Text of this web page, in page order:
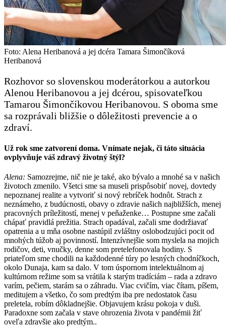
Foto: Alena Heribanová a jej dcéra Tamara Šimončíková
Heribanová
Rozhovor so slovenskou moderátorkou a autorkou
Alenou Heribanovou a jej dcérou, spisovateľkou
Tamarou Šimončíkovou Heribanovou. S oboma sme
sa rozprávali bližšie o dôležitosti prevencie a o
zdraví.
Už rok sme zatvorení doma. Vnímate nejak, či táto situácia
ovplyvňuje váš zdravý životný štýl?
Alena: Samozrejme, nič nie je také, ako bývalo a mnohé sa v našich
životoch zmenilo. Všetci sme sa museli prispôsobiť novej, dovtedy
nepoznanej realite a vytvoriť si nový rebríček hodnôt. Strach z
neznámeho, z budúcnosti, obavy o zdravie našich najbližších, menej
pracovných príležitostí, menej v peňaženke… Postupne sme začali
chápať pravidlá prežitia. Strach opadával, začali sme dodržiavať
opatrenia a u mňa osobne nastúpil zvláštny oslobodzujúci pocit od
mnohých túžob aj povinností. Intenzívnejšie som myslela na mojich
rodičov, deti, vnučky, denne som pretelefonovala hodiny. S
priateľom sme chodili na každodenné túry po lesných chodníčkoch,
okolo Dunaja, kam sa dalo. V tom úspornom intelektuálnom aj
kultúrnom režime som sa vrátila k starým tradíciám – rada a zdravo
varím, pečiem, starám sa o záhradu. Viac cvičím, viac čítam, píšem,
meditujem a všetko, čo som predtým iba pre nedostatok času
preletela, robím dôkladnejšie. Objavujem krásu pokoja v duši.
Paradoxne som začala v stave ohrozenia života v pandémii žiť
oveľa zdravšie ako predtým..